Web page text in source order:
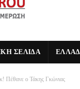
ΣΕΛΙΔΑ
Πέθανε ο Τάκης Γκώνιας